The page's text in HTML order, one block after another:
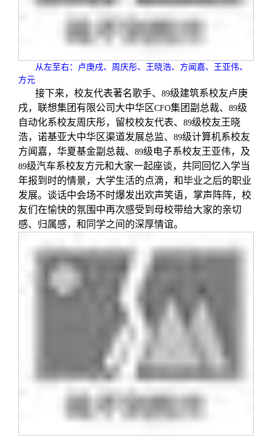
从左至右：卢庚戌、周庆彤、王晓浩、方闻嘉、王亚伟、
方元
接下来，校友代表著名歌手、 89级建筑系校友卢庚
戌，联想集团有限公司大中华区CFO集团副总裁、 89级
自动化系校友周庆彤，留校校友代表、 89级校友王晓
浩，诺基亚大中华区渠道发展总监、 89级计算机系校友
方闻嘉，华夏基金副总裁、 89级电子系校友王亚伟，及
89级汽车系校友方元和大家一起座谈，共同回忆入学当
年报到时的情景，大学生活的点滴，和毕业之后的职业
发展。谈话中会场不时爆发出欢声笑语，掌声阵阵，校
友们在愉快的氛围中再次感受到母校带给大家的亲切
感、归属感，和同学之间的深厚情谊。